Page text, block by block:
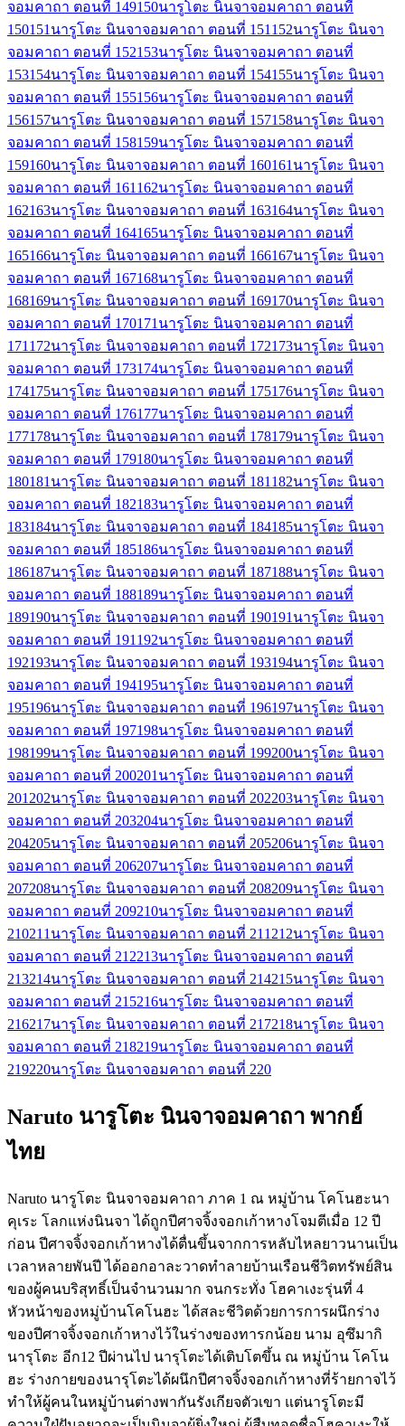
จอมคาถา ตอนที่ 149150นารูโตะ นินจาจอมคาถา ตอนที่
150151 นารูโตะ นินจาจอมคาถา ตอนที่ 151 152นารูโตะ นินจา
จอมคาถา ตอนที่ 152153นารูโตะ นินจาจอมคาถา ตอนที่
153154นารูโตะ นินจาจอมคาถา ตอนที่ 154155นารูโตะ นินจา
จอมคาถา ตอนที่ 155156นารูโตะ นินจาจอมคาถา ตอนที่
156157นารูโตะ นินจาจอมคาถา ตอนที่ 157158นารูโตะ นินจา
จอมคาถา ตอนที่ 158159นารูโตะ นินจาจอมคาถา ตอนที่
159160นารูโตะ นินจาจอมคาถา ตอนที่ 160161 นารูโตะ นินจา
จอมคาถา ตอนที่ 161 162นารูโตะ นินจาจอมคาถา ตอนที่
162163นารูโตะ นินจาจอมคาถา ตอนที่ 163164นารูโตะ นินจา
จอมคาถา ตอนที่ 164165นารูโตะ นินจาจอมคาถา ตอนที่
165166นารูโตะ นินจาจอมคาถา ตอนที่ 166167นารูโตะ นินจา
จอมคาถา ตอนที่ 167168นารูโตะ นินจาจอมคาถา ตอนที่
168169นารูโตะ นินจาจอมคาถา ตอนที่ 169170นารูโตะ นินจา
จอมคาถา ตอนที่ 170171 นารูโตะ นินจาจอมคาถา ตอนที่
171 172นารูโตะ นินจาจอมคาถา ตอนที่ 172173นารูโตะ นินจา
จอมคาถา ตอนที่ 173174นารูโตะ นินจาจอมคาถา ตอนที่
174175นารูโตะ นินจาจอมคาถา ตอนที่ 175176นารูโตะ นินจา
จอมคาถา ตอนที่ 176177นารูโตะ นินจาจอมคาถา ตอนที่
177178นารูโตะ นินจาจอมคาถา ตอนที่ 178179นารูโตะ นินจา
จอมคาถา ตอนที่ 179180นารูโตะ นินจาจอมคาถา ตอนที่
180181 นารูโตะ นินจาจอมคาถา ตอนที่ 181 182นารูโตะ นินจา
จอมคาถา ตอนที่ 182183นารูโตะ นินจาจอมคาถา ตอนที่
183184นารูโตะ นินจาจอมคาถา ตอนที่ 184185นารูโตะ นินจา
จอมคาถา ตอนที่ 185186นารูโตะ นินจาจอมคาถา ตอนที่
186187นารูโตะ นินจาจอมคาถา ตอนที่ 187188นารูโตะ นินจา
จอมคาถา ตอนที่ 188189นารูโตะ นินจาจอมคาถา ตอนที่
189190นารูโตะ นินจาจอมคาถา ตอนที่ 190191 นารูโตะ นินจา
จอมคาถา ตอนที่ 191 192นารูโตะ นินจาจอมคาถา ตอนที่
192193นารูโตะ นินจาจอมคาถา ตอนที่ 193194นารูโตะ นินจา
จอมคาถา ตอนที่ 194195นารูโตะ นินจาจอมคาถา ตอนที่
195196นารูโตะ นินจาจอมคาถา ตอนที่ 196197นารูโตะ นินจา
จอมคาถา ตอนที่ 197198นารูโตะ นินจาจอมคาถา ตอนที่
198199นารูโตะ นินจาจอมคาถา ตอนที่ 199200นารูโตะ นินจา
จอมคาถา ตอนที่ 200201 นารูโตะ นินจาจอมคาถา ตอนที่
201 202นารูโตะ นินจาจอมคาถา ตอนที่ 202203นารูโตะ นินจา
จอมคาถา ตอนที่ 203204นารูโตะ นินจาจอมคาถา ตอนที่
204205นารูโตะ นินจาจอมคาถา ตอนที่ 205206นารูโตะ นินจา
จอมคาถา ตอนที่ 206207นารูโตะ นินจาจอมคาถา ตอนที่
207208นารูโตะ นินจาจอมคาถา ตอนที่ 208209นารูโตะ นินจา
จอมคาถา ตอนที่ 209210นารูโตะ นินจาจอมคาถา ตอนที่
210211 นารูโตะ นินจาจอมคาถา ตอนที่ 211 212นารูโตะ นินจา
จอมคาถา ตอนที่ 212213นารูโตะ นินจาจอมคาถา ตอนที่
213214นารูโตะ นินจาจอมคาถา ตอนที่ 214215นารูโตะ นินจา
จอมคาถา ตอนที่ 215216นารูโตะ นินจาจอมคาถา ตอนที่
216217นารูโตะ นินจาจอมคาถา ตอนที่ 217218นารูโตะ นินจา
จอมคาถา ตอนที่ 218219นารูโตะ นินจาจอมคาถา ตอนที่
219220นารูโตะ นินจาจอมคาถา ตอนที่ 220
Naruto นารูโตะ นินจาจอมคาถา พากย์
ไทย
Naruto นารูโตะ นินจาจอมคาถา ภาค 1 ณ หมู่บ้าน โคโนฮะนา
คุเระ โลกแห่งนินจา ได้ถูกปีศาจจิ้งจอกเก้าหางโจมตีเมื่อ 12 ปี
ก่อน ปีศาจจิ้งจอกเก้าหางได้ตื่นขึ้นจากการหลับไหลยาวนานเป็น
เวลาหลายพันปี ได้ออกอาละวาดทำลายบ้านเรือนชีวิตทรัพย์สิน
ของผู้คนบริสุทธิ์เป็นจำนวนมาก จนกระทั่ง โฮคาเงะรุ่นที่ 4
หัวหน้าของหมู่บ้านโคโนฮะ ได้สละชีวิตด้วยการการผนึกร่าง
ของปีศาจจิ้งจอกเก้าหางไว้ในร่างของทารกน้อย นาม อุซึมากิ
นารุโตะ อีก12 ปีผ่านไป นารุโตะได้เติบโตขึ้น ณ หมู่บ้าน โคโน
ฮะ ร่างกายของนารุโตะได้ผนึกปีศาจจิ้งจอกเก้าหางที่ร้ายกาจไว้
ทำให้ผู้คนในหมู่บ้านต่างพากันรังเกียจตัวเขา แต่นารูโตะมี